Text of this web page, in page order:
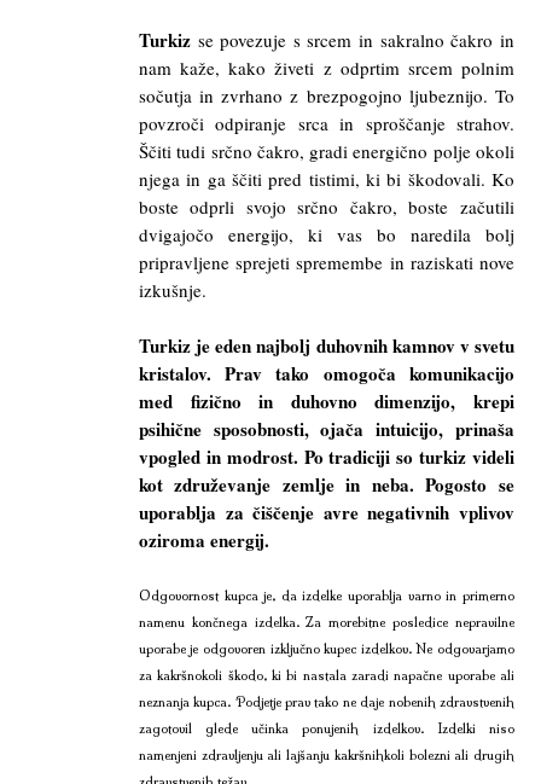
Turkiz se povezuje s srcem in sakralno čakro in
nam kaže, kako živeti z odprtim srcem polnim
sočutja in zvrhano z brezpogojno ljubeznijo. To
povzroči odpiranje srca in sproščanje strahov.
Ščiti tudi srčno čakro, gradi energično polje okoli
njega in ga ščiti pred tistimi, ki bi škodovali. Ko
boste odprli svojo srčno čakro, boste začutili
dvigajočo energijo, ki vas bo naredila bolj
pripravljene sprejeti spremembe in raziskati nove
izkušnje.
Turkiz je eden najbolj duhovnih kamnov v svetu
kristalov. Prav tako omogoča komunikacijo
med fizično in duhovno dimenzijo, krepi
psihične sposobnosti, ojača intuicijo, prinaša
vpogled in modrost. Po tradiciji so turkiz videli
kot združevanje zemlje in neba. Pogosto se
uporablja za čiščenje avre negativnih vplivov
oziroma energij.
Odgovornost kupca je, da izdelke uporablja varno in primerno
namenu končnega izdelka. Za morebitne posledice nepravilne
uporabe je odgovoren izključno kupec izdelkov. Ne odgovarjamo
za kakršnokoli škodo, ki bi nastala zaradi napačne uporabe ali
neznanja kupca. Podjetje prav tako ne daje nobenih zdravstvenih
zagotovil glede učinka ponujenih izdelkov. Izdelki niso
namenjeni zdravljenju ali lajšanju kakršnihkoli bolezni ali drugih